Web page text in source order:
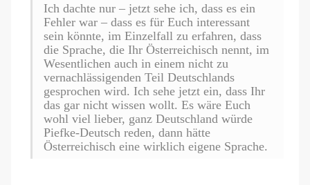
Ich dachte nur – jetzt sehe ich, dass es ein
Fehler war – dass es für Euch interessant
sein könnte, im Einzelfall zu erfahren, dass
die Sprache, die Ihr Österreichisch nennt, im
Wesentlichen auch in einem nicht zu
vernachlässigenden Teil Deutschlands
gesprochen wird. Ich sehe jetzt ein, dass Ihr
das gar nicht wissen wollt. Es wäre Euch
wohl viel lieber, ganz Deutschland würde
Piefke-Deutsch reden, dann hätte
Österreichisch eine wirklich eigene Sprache.